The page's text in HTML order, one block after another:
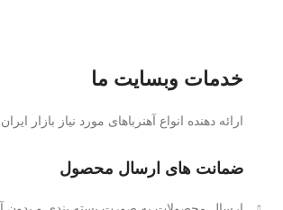
خدمات وبسایت ما
ارائه دهنده انواع آهنرباهای مورد نیاز بازار ایران
ضمانت های ارسال محصول